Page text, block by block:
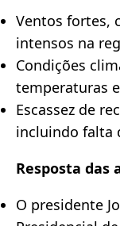
Ventos fortes,
intensos na
Condições
temperaturas
Escassez de
incluindo falta
Resposta das
O presidente